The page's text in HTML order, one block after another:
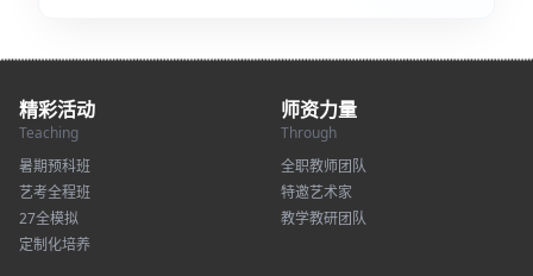
精彩活动
Teaching
暑期预科班
艺考全程班
27全模拟
定制化培养
师资力量
Through
全职教师团队
特邀艺术家
教学教研团队